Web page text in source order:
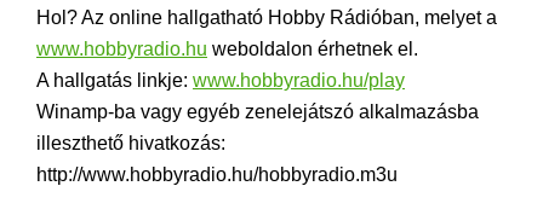
Hol? Az online hallgatható Hobby Rádióban, melyet a
www.hobbyradio.hu weboldalon érhetnek el.
A hallgatás linkje: www.hobbyradio.hu/play
Winamp-ba vagy egyéb zenelejátszó alkalmazásba
illeszthető hivatkozás:
http://www.hobbyradio.hu/hobbyradio.m3u